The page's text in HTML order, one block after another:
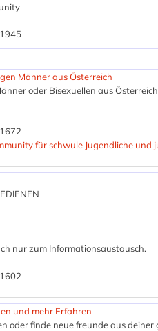
Männer aus Österreich
oder Bisexuellen aus
für schwule Jugendliche und
nur zum Informationsaustausch.
und mehr Erfahren
oder finde neue freunde aus deiner